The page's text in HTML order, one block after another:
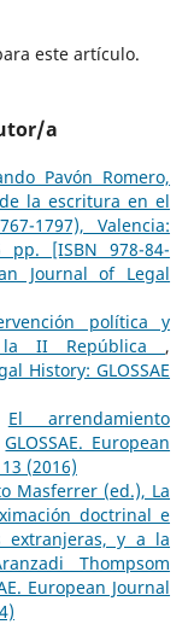
este artículo.
a
Pavón Romero,
la escritura en el
1797), Valencia:
pp. [ISBN 978-84-
Journal of Legal
política y
la II República ,
History: GLOSSAE
El arrendamiento
GLOSSAE. European
(2016)
Masferrer (ed.), La
doctrinal e
extranjeras, y a la
Thompsom
European Journal